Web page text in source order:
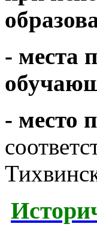
- места
- место